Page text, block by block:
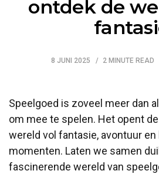
ontdek de
8 JUNI 2025 2 MINUTE READ
Speelgoed is zoveel meer dan
om mee te spelen. Het opent
wereld vol fantasie, avontuur
momenten. Laten we samen
fascinerende wereld van